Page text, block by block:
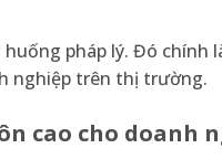
pháp lý. Đó chính
nghiệp trên thị trường.
cao cho doanh